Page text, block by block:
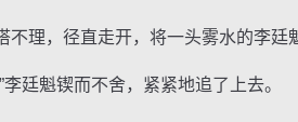
，径直走开，将一头雾水的李廷
魁锲而不舍，紧紧地追了上去。